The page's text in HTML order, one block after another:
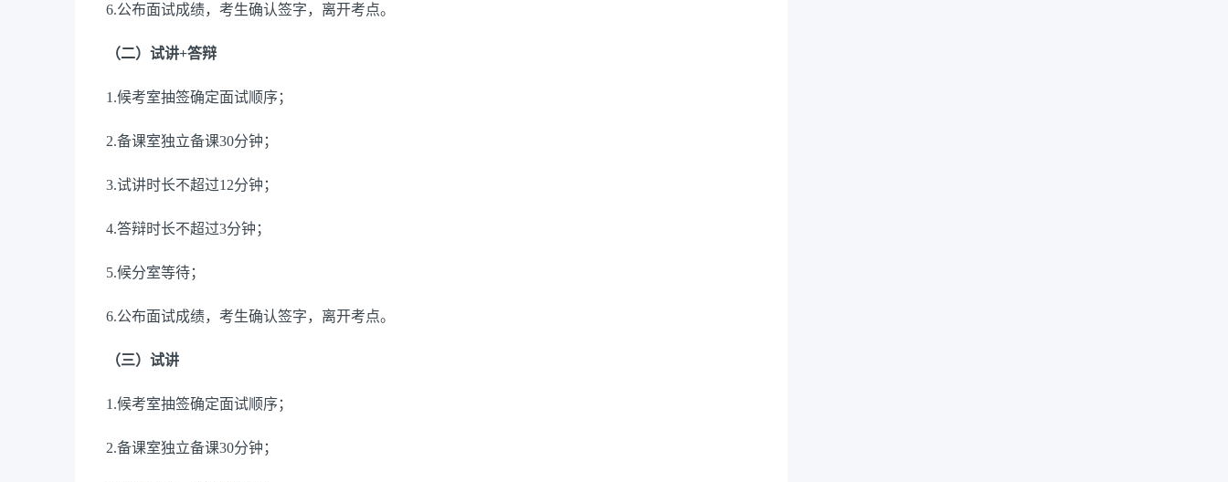
6.公布面试成绩， 考生确认签字，离开考点。
（二） 试讲+答辩
1.候考室抽签确定面试顺序；
2.备课室独立备课30分钟；
3.试讲时长不超过12分钟；
4.答辩时长不超过3分钟；
5.候分室等待；
6.公布面试成绩， 考生确认签字，离开考点。
（三） 试讲
1.候考室抽签确定面试顺序；
2.备课室独立备课30分钟；